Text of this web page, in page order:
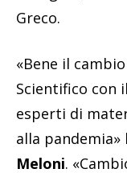
Greco.
«Bene il
Scientifico con
esperti di
alla
Meloni.